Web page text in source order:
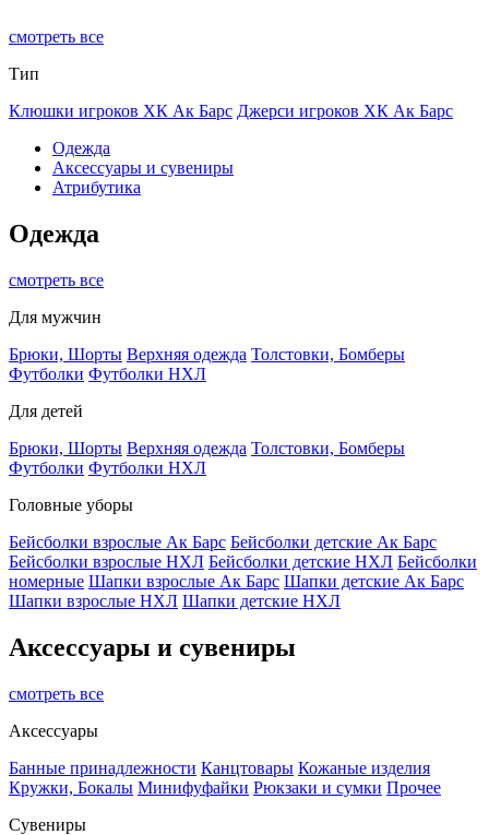
смотреть все
Тип
Клюшки игроков ХК Ак Барс Джерси игроков ХК Ак Барс
Одежда
Аксессуары и сувениры
Атрибутика
Одежда
смотреть все
Для мужчин
Брюки, Шорты Верхняя одежда Толстовки, Бомберы
Футболки Футболки НХЛ
Для детей
Брюки, Шорты Верхняя одежда Толстовки, Бомберы
Футболки Футболки НХЛ
Головные уборы
Бейсболки взрослые Ак Барс Бейсболки детские Ак Барс
Бейсболки взрослые НХЛ Бейсболки детские НХЛ Бейсболки
номерные Шапки взрослые Ак Барс Шапки детские Ак Барс
Шапки взрослые НХЛ Шапки детские НХЛ
Аксессуары и сувениры
смотреть все
Аксессуары
Банные принадлежности Канцтовары Кожаные изделия
Кружки, Бокалы Минифуфайки Рюкзаки и сумки Прочее
Сувениры